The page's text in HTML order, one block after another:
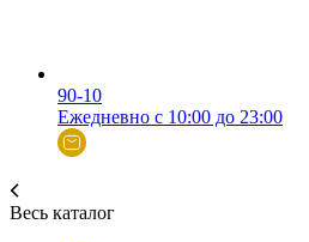
90-10
Ежедневно с 10:00 до 23:00
Весь каталог